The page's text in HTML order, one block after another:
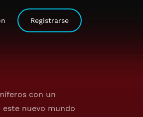
Registrarse
con un
este nuevo mundo